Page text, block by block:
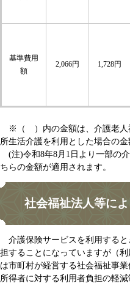
基準費用
額
2,066円 1,728円
※（ ）内の金額は、介護老人
所生活介護を利用とした場合の金
(注)令和8年8月1日より一部の
ちらの金額が適用されます。
社会福祉法人等に
介護保険サービスを利用すると
担することになっていますが（
は市町村が経営する社会福祉事
所得者に対する利用者負担の軽